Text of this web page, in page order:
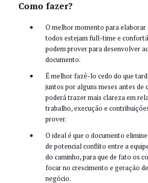
Como fazer?
O melhor momento para elaborar
todos estejam full-time e
podem prover para desenvolver
documento.
É melhor fazê-lo cedo do que
juntos por alguns meses antes de
poderá trazer mais clareza em
trabalho, execução e
prover.
O ideal é que o documento
de potencial conflito entre a
do caminho, para que de fato os
focar no crescimento e geração
negócio.